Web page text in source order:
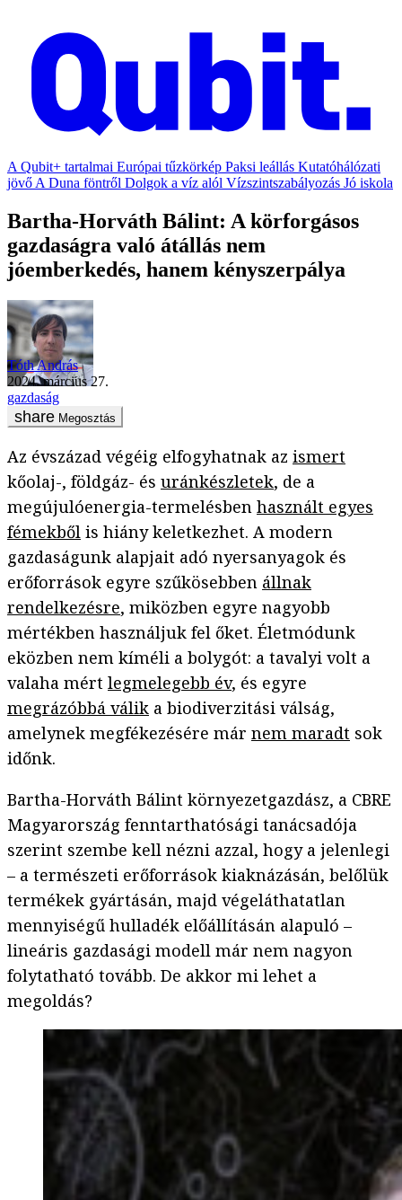
A Qubit+ tartalmai Európai tűzkörkép Paksi leállás Kutatóhálózati
jövő A Duna föntről Dolgok a víz alól Vízszintszabályozás Jó iskola
Bartha-Horváth Bálint: A körforgásos
gazdaságra való átállás nem
jóemberkedés, hanem kényszerpálya
Tóth András
2024. március 27.
gazdaság
Megosztás
Az évszázad végéig elfogyhatnak az ismert
kőolaj-, földgáz- és uránkészletek, de a
megújulóenergia-termelésben használt egyes
fémekből is hiány keletkezhet. A modern
gazdaságunk alapjait adó nyersanyagok és
erőforrások egyre szűkösebben állnak
rendelkezésre, miközben egyre nagyobb
mértékben használjuk fel őket. Életmódunk
eközben nem kíméli a bolygót: a tavalyi volt a
valaha mért legmelegebb év, és egyre
megrázóbbá válik a biodiverzitási válság,
amelynek megfékezésére már nem maradt sok
időnk.
Bartha-Horváth Bálint környezetgazdász, a CBRE
Magyarország fenntarthatósági tanácsadója
szerint szembe kell nézni azzal, hogy a jelenlegi
– a természeti erőforrások kiaknázásán, belőlük
termékek gyártásán, majd végeláthatatlan
mennyiségű hulladék előállításán alapuló –
lineáris gazdasági modell már nem nagyon
folytatható tovább. De akkor mi lehet a
megoldás?